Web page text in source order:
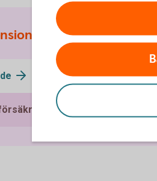
Sjukförsäkring
TGL